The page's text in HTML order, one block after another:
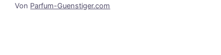
Von Parfum-Guenstiger.com